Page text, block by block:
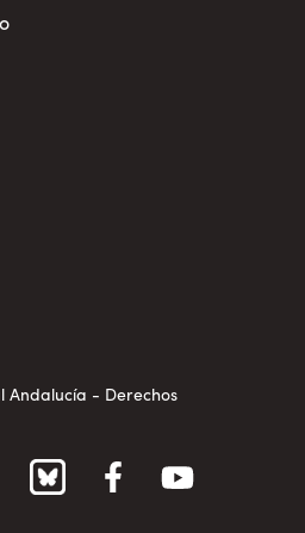
Andalucía - Derechos